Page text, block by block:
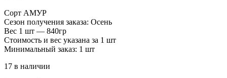
Сорт АМУР
Сезон получения заказа: Осень
Вес 1 шт — 840гр
Стоимость и вес указана за 1 шт
Минимальный заказ: 1 шт
17 в наличии